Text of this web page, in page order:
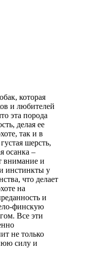
которая
и любителей
эта порода
делая ее
так и в
шерсть,
осанка –
внимание и
инстинкты у
что делает
на
и
финскую
Все эти
не только
силу и